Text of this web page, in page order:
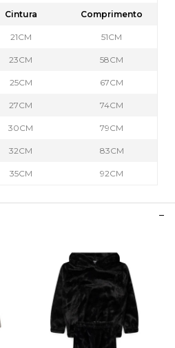
Cintura Comprimento
21CM 51CM
23CM 58CM
25CM 67CM
27CM 74CM
30CM 79CM
32CM 83CM
35CM 92CM